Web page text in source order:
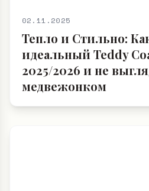
02.11.2025
Тепло и Стильно:
идеальный Teddy
2025/2026 и не
медвежонком